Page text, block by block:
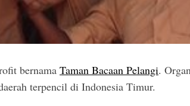
bernama Taman Bacaan Pelangi.
terpencil di Indonesia Timur.